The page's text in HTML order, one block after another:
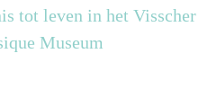
tot leven in het Visscher
Museum